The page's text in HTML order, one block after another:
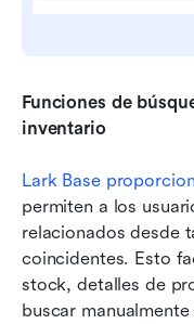
Funciones de
inventario
Lark Base
permiten a los
relacionados desde
coincidentes. Esto
stock, detalles de
buscar